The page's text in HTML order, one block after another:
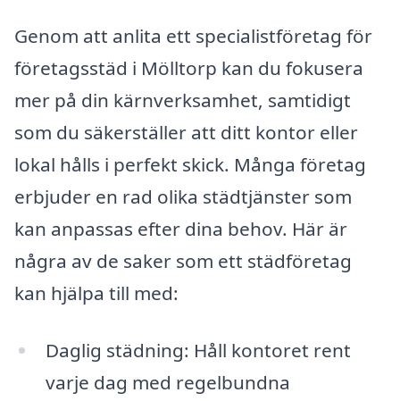
Genom att anlita ett specialistföretag för
företagsstäd i Mölltorp kan du fokusera
mer på din kärnverksamhet, samtidigt
som du säkerställer att ditt kontor eller
lokal hålls i perfekt skick. Många företag
erbjuder en rad olika städtjänster som
kan anpassas efter dina behov. Här är
några av de saker som ett städföretag
kan hjälpa till med:
Daglig städning: Håll kontoret rent
varje dag med regelbundna